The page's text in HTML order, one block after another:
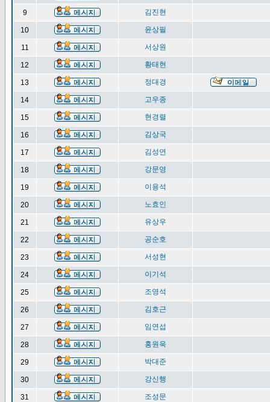
9 김진현
10 윤상필
11 서상원
12 황태현
13 정대경
14 고우종
15 현경렬
16 김상국
17 김성연
18 강문영
19 이용석
20 노효인
21 유상우
22 공순호
23 서성현
24 이기석
25 조영석
26 김호근
27 임연섭
28 홍원욱
29 박대준
30 강신행
31 조성문